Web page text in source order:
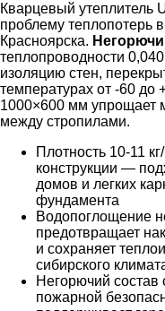
Кварцевый утеплитель
проблему теплопотерь
Красноярска.
теплопроводности
изоляцию стен,
температурах от -60
1000×600 мм упрощает
между стропилами.
Плотность 10-11
конструкции —
домов и легких
фундамента
Водопоглощение
предотвращает
и сохраняет
сибирского
Негорючий состав
пожарной